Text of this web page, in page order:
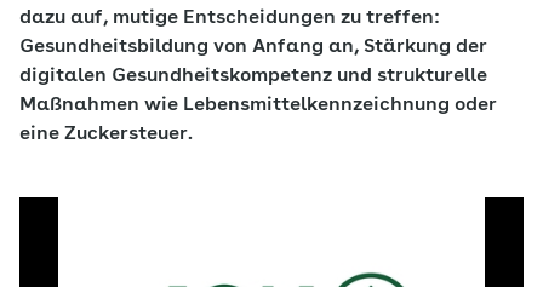
dazu auf, mutige Entscheidungen zu treffen:
Gesundheitsbildung von Anfang an, Stärkung der
digitalen Gesundheitskompetenz und strukturelle
Maßnahmen wie Lebensmittelkennzeichnung oder
eine Zuckersteuer.